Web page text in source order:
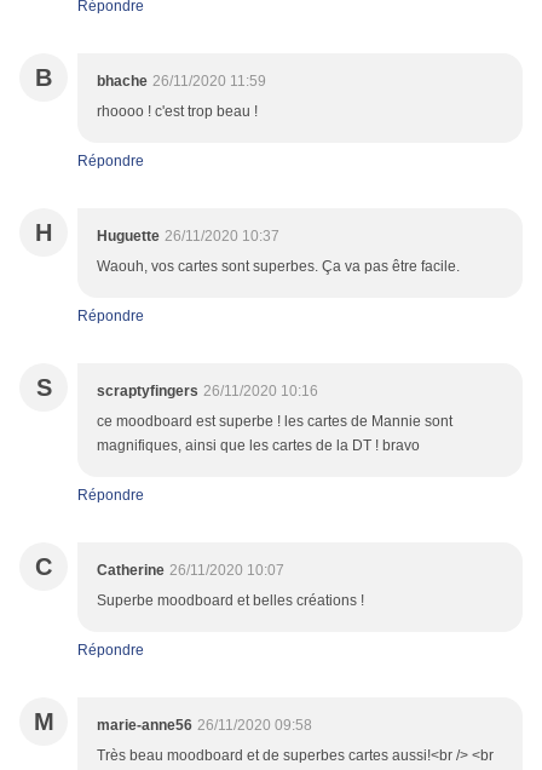
Répondre
B bhache 26/11/2020 11:59
rhoooo ! c'est trop beau !
Répondre
H Huguette 26/11/2020 10:37
Waouh, vos cartes sont superbes. Ça va pas être facile.
Répondre
S scraptyfingers 26/11/2020 10:16
ce moodboard est superbe ! les cartes de Mannie sont
magnifiques, ainsi que les cartes de la DT ! bravo
Répondre
C Catherine 26/11/2020 10:07
Superbe moodboard et belles créations !
Répondre
M marie-anne56 26/11/2020 09:58
Très beau moodboard et de superbes cartes aussi!<br /> <br